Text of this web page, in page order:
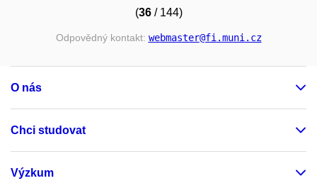
(36/ 144)
Odpovědný kontakt: webmaster@fi.muni.cz
O nás
Chci studovat
Výzkum